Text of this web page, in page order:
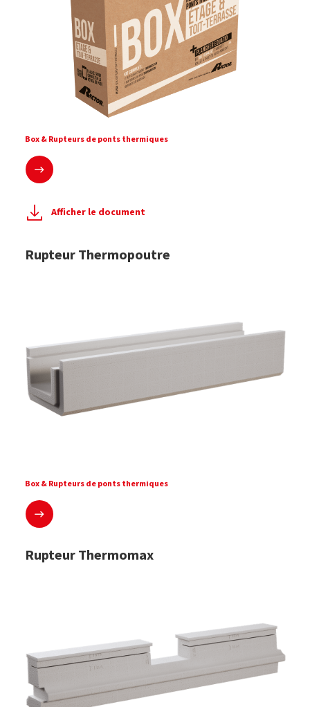
Box & Rupteurs de ponts thermiques
En savoir plus
Afficher le document
Rupteur Thermopoutre
Box & Rupteurs de ponts thermiques
En savoir plus
Rupteur Thermomax